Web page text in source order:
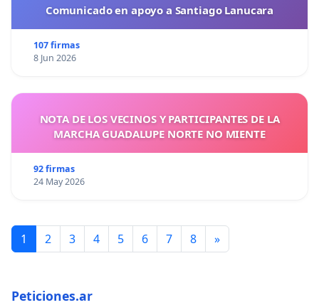
Comunicado en apoyo a Santiago Lanucara
107 firmas
8 Jun 2026
NOTA DE LOS VECINOS Y PARTICIPANTES DE LA
MARCHA GUADALUPE NORTE NO MIENTE
92 firmas
24 May 2026
1 2 3 4 5 6 7 8 »
Peticiones.ar